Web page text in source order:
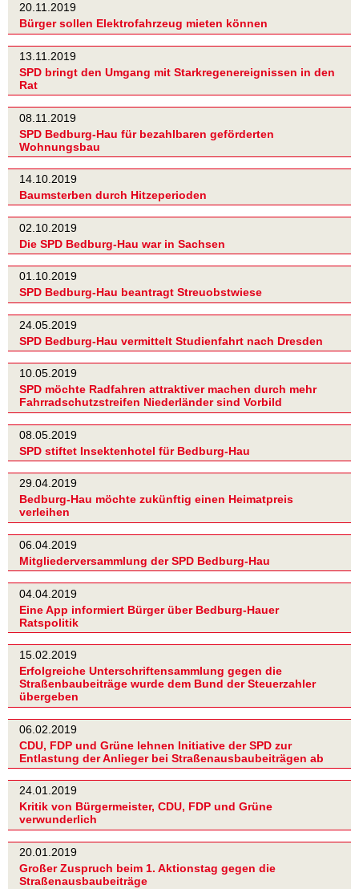
20.11.2019
Bürger sollen Elektrofahrzeug mieten können
13.11.2019
SPD bringt den Umgang mit Starkregenereignissen in den
Rat
08.11.2019
SPD Bedburg-Hau für bezahlbaren geförderten
Wohnungsbau
14.10.2019
Baumsterben durch Hitzeperioden
02.10.2019
Die SPD Bedburg-Hau war in Sachsen
01.10.2019
SPD Bedburg-Hau beantragt Streuobstwiese
24.05.2019
SPD Bedburg-Hau vermittelt Studienfahrt nach Dresden
10.05.2019
SPD möchte Radfahren attraktiver machen durch mehr
Fahrradschutzstreifen Niederländer sind Vorbild
08.05.2019
SPD stiftet Insektenhotel für Bedburg-Hau
29.04.2019
Bedburg-Hau möchte zukünftig einen Heimatpreis
verleihen
06.04.2019
Mitgliederversammlung der SPD Bedburg-Hau
04.04.2019
Eine App informiert Bürger über Bedburg-Hauer
Ratspolitik
15.02.2019
Erfolgreiche Unterschriftensammlung gegen die
Straßenbaubeiträge wurde dem Bund der Steuerzahler
übergeben
06.02.2019
CDU, FDP und Grüne lehnen Initiative der SPD zur
Entlastung der Anlieger bei Straßenausbaubeiträgen ab
24.01.2019
Kritik von Bürgermeister, CDU, FDP und Grüne
verwunderlich
20.01.2019
Großer Zuspruch beim 1. Aktionstag gegen die
Straßenausbaubeiträge